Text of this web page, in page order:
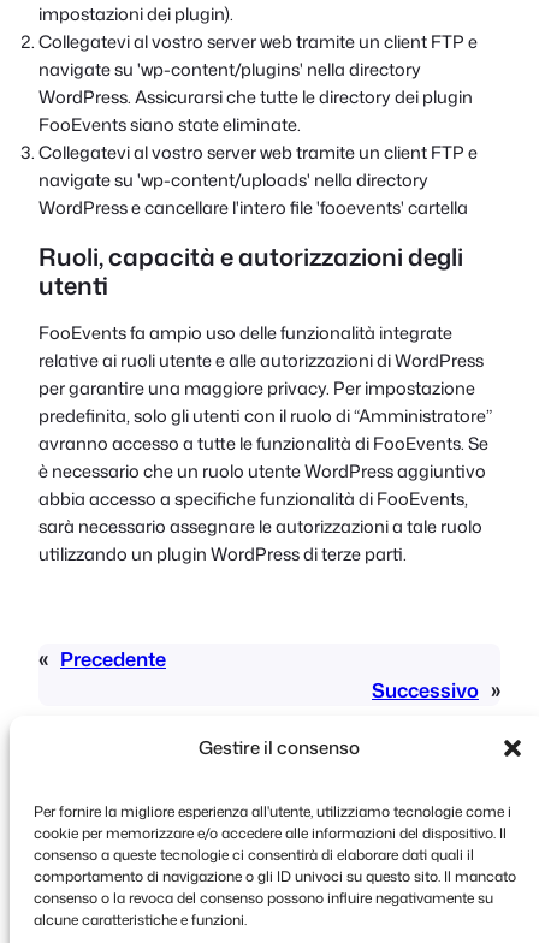
Gestire il consenso
Per fornire la migliore esperienza all'utente, utilizziamo tecnologie come i
cookie per memorizzare e/o accedere alle informazioni del dispositivo. Il
consenso a queste tecnologie ci consentirà di elaborare dati quali il
comportamento di navigazione o gli ID univoci su questo sito. Il mancato
consenso o la revoca del consenso possono influire negativamente su
alcune caratteristiche e funzioni.
impostazioni dei plugin).
Collegatevi al vostro server web tramite un client FTP e
navigate su 'wp-content/plugins' nella directory
WordPress. Assicurarsi che tutte le directory dei plugin
FooEvents siano state eliminate.
Collegatevi al vostro server web tramite un client FTP e
navigate su 'wp-content/uploads' nella directory
WordPress e cancellare l'intero file'fooevents'cartella
Ruoli, capacità e autorizzazioni degli
utenti
FooEvents fa ampio uso delle funzionalità integrate
relative ai ruoli utente e alle autorizzazioni di WordPress
per garantire una maggiore privacy. Per impostazione
predefinita, solo gli utenti con il ruolo di “Amministratore”
avranno accesso a tutte le funzionalità di FooEvents. Se
è necessario che un ruolo utente WordPress aggiuntivo
abbia accesso a specifiche funzionalità di FooEvents,
sarà necessario assegnare le autorizzazioni a tale ruolo
utilizzando un plugin WordPress di terze parti.
« Precedente
Successivo »
Copyright © 2026 FooEvents. Tutti i diritti
riservati.